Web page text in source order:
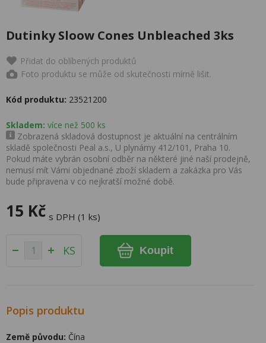
Dutinky Sloow Cones Unbleached 3ks
Přidat do oblíbených produktů
Foto produktu se může od skutečnosti mírně lišit.
Kód produktu: 23521200
Skladem: více než 500 ks
Zobrazená skladová dostupnost je aktuální na centrálním
skladě společnosti Peal a.s., U plynárny 412/101, Praha 10.
Pokud máte vybrán osobní odběr na některé jiné naší prodejně,
nemusí mít Vámi objednané zboží skladem a zakázka pro Vás
bude připravena v co nejkratší možné době.
15 Kč s DPH (1 ks)
KS Koupit
Popis produktu
Země původu: Čína